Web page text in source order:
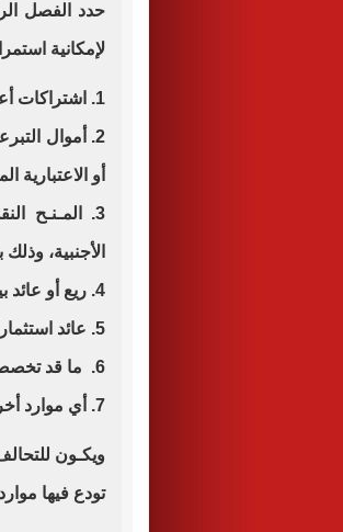
حدد الفصل
لإمكانية
1. اشتراكات أعضائه على النحو المبين بلائحة النظام الأساسي.
2. أموال
أو الاعتبارية
3. المـنـح
الأجنبية،
4. ريع أو عائد بيع أي من الأصول المملوكة له.
5. عائد استثمار أمواله.
6. ما قد تخصصه الدولة له كمساهمات.
7. أي موارد أخرى يصدر بتحديدها قرار من مجلس الأمناء.
ويكـون
تودع فيها